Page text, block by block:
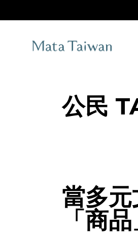
the
公民
當多
「商